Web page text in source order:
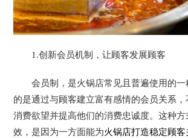
1.创新会员机制，让顾客发展顾客
会员制，是火锅店常见且普遍使用的
的是通过与顾客建立富有感情的会员关系
消费欲望并提高他们的消费忠诚度。这种
效，是因为一方面能为火锅店打造稳定顾客